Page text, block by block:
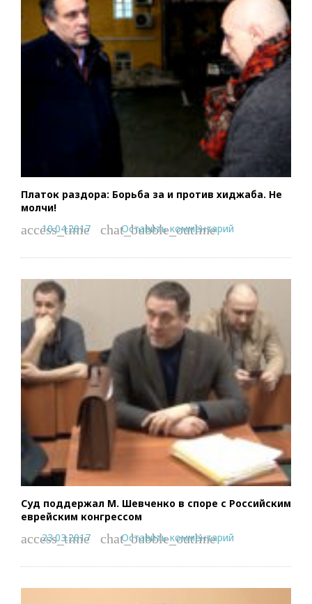
Платок раздора: Борьба за и против хиджаба. Не
молчи!
access_time
10.04.2017 chat_bubble_outline
Оставить комментарий
Суд поддержал М. Шевченко в споре с Российским
еврейским конгрессом
access_time
23.03.2017 chat_bubble_outline
Оставить комментарий